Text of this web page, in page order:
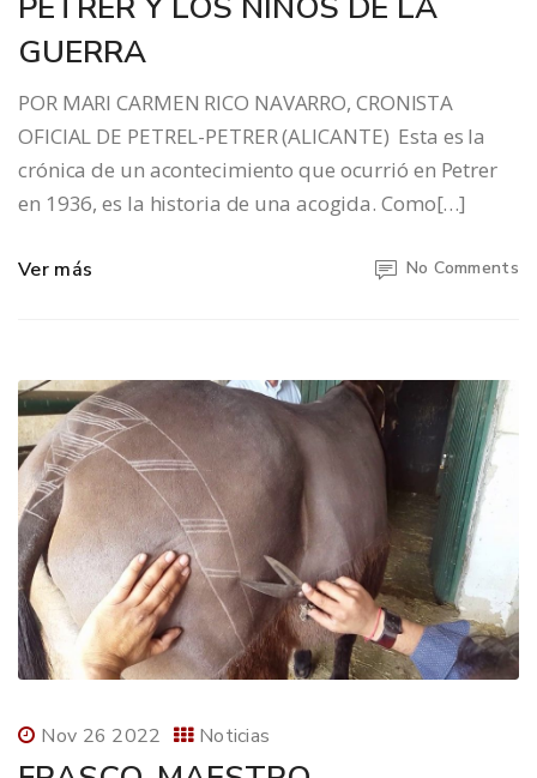
GUERRA
POR MARI CARMEN RICO NAVARRO, CRONISTA
OFICIAL DE PETREL-PETRER (ALICANTE) Esta es la
crónica de un acontecimiento que ocurrió en Petrer
en 1936, es la historia de una acogida. Como[…]
Ver más No Comments
Nov 26 2022 Noticias